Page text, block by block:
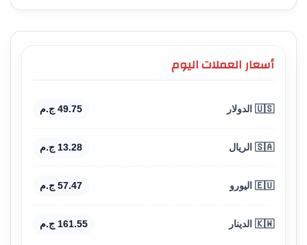
أسعار العملات اليوم
🇺🇸 الدولار 49.75 ج.م
🇸🇦 الريال 13.28 ج.م
🇪🇺 اليورو 57.47 ج.م
🇰🇼 الدينار 161.55 ج.م